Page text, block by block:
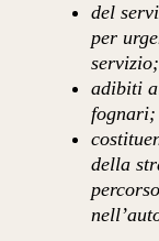
del
per
servizio;
adibiti
fognari;
della